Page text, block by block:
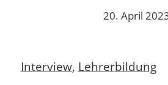
20. April
Interview, Lehrerbildung